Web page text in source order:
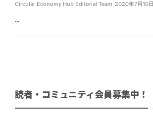
Circular Economy Hub Editorial Team, 2020年7月10日
...
読者・コミュニティ会員募集中！